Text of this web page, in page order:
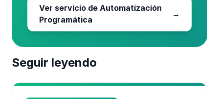
Ver servicio de Automatización
Programática
→
Seguir leyendo